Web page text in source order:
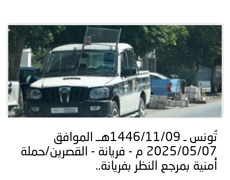
تُونس ـ 1446/11/09هــ الموافق
2025/05/07 م - فريانة - القصرين/حملة
أمنية بمرجع النظر بفريانة..